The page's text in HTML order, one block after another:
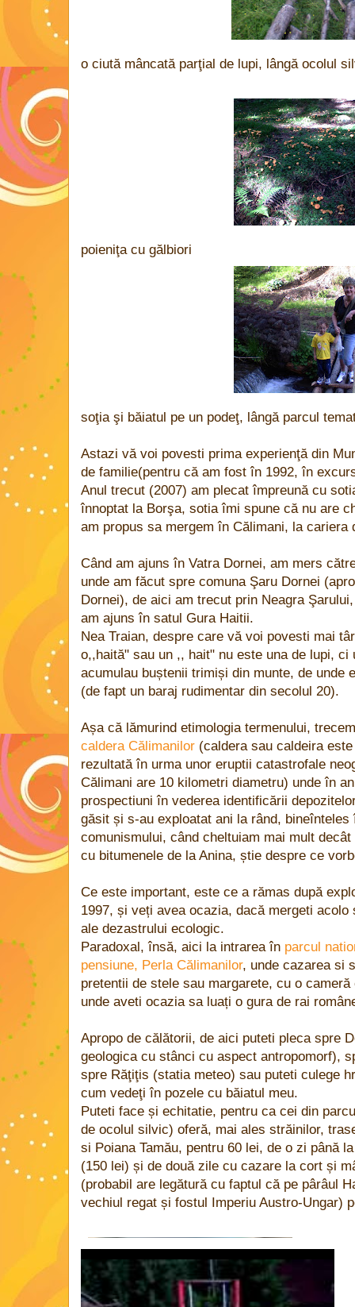
o ciută mâncată parţial de lupi, lângă ocolul
poieniţa cu gălbiori
soţia şi băiatul pe un podeţ, lângă parcul
Astazi vă voi povesti prima experienţă din
de familie(pentru că am fost în 1992, în
Anul trecut (2007) am plecat împreună cu
înnoptat la Borşa, sotia îmi spune că nu are
am propus sa mergem în Călimani, la cariera
Când am ajuns în Vatra Dornei, am mers
unde am făcut spre comuna Şaru Dornei
Dornei), de aici am trecut prin Neagra
am ajuns în satul Gura Haitii.
Nea Traian, despre care vă voi povesti mai
o,,haită" sau un ,, hait" nu este una de lupi,
acumulau buștenii trimiși din munte, de unde
(de fapt un baraj rudimentar din secolul 20).
Așa că lămurind etimologia termenului,
caldera Călimanilor (caldera sau caldeira
rezultată în urma unor eruptii catastrofale
Călimani are 10 kilometri diametru) unde în
prospectiuni în vederea identificării
găsit și s-au exploatat ani la rând,
comunismului, când cheltuiam mai mult
cu bitumenele de la Anina, știe despre ce
Ce este important, este ce a rămas după
1997, și veți avea ocazia, dacă mergeti
ale dezastrului ecologic.
Paradoxal, însă, aici la intrarea în parcul
pensiune, Perla Călimanilor, unde cazarea si
pretentii de stele sau margarete, cu o
unde aveti ocazia sa luați o gura de rai
Apropo de călătorii, de aici puteti pleca spre
geologica cu stânci cu aspect antropomorf),
spre Răţiţis (statia meteo) sau puteti culege
cum vedeţi în pozele cu băiatul meu.
Puteti face și echitatie, pentru ca cei din
de ocolul silvic) oferă, mai ales străinilor,
si Poiana Tamău, pentru 60 lei, de o zi până
(150 lei) și de două zile cu cazare la cort și
(probabil are legătură cu faptul că pe pârâul
vechiul regat și fostul Imperiu Austro-Ungar)